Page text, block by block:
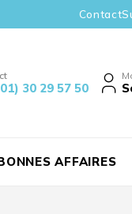
Contact
30 29 57 50
AFFAIRES